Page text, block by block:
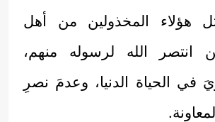
هؤلاء المخذولين من أهل
انتصر الله لرسوله منهم،
في الحياة الدنيا، وعدمَ نصرِ